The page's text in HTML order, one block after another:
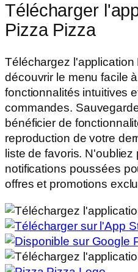
Télécharger
Pizza Pizza
Téléchargez
découvrir le menu facile
fonctionnalités intuitives
commandes.
bénéficier de
reproduction de votre
liste de favoris.
notifications poussées
offres et promotions